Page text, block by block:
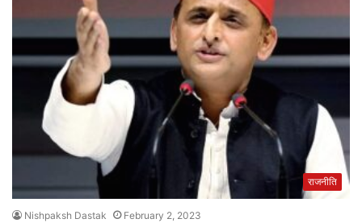
राजनीति
Nishpaksh Dastak February 2, 2023